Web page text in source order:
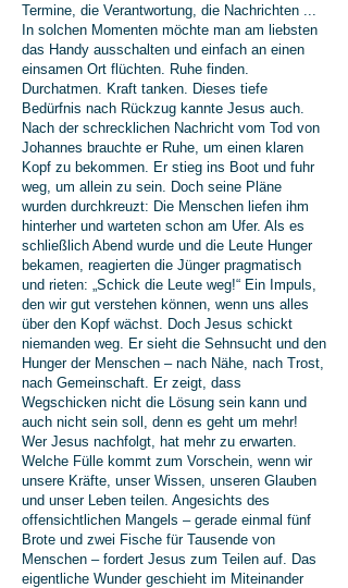
Termine, die Verantwortung, die Nachrichten ...
In solchen Momenten möchte man am liebsten
das Handy ausschalten und einfach an einen
einsamen Ort flüchten. Ruhe finden.
Durchatmen. Kraft tanken. Dieses tiefe
Bedürfnis nach Rückzug kannte Jesus auch.
Nach der schrecklichen Nachricht vom Tod von
Johannes brauchte er Ruhe, um einen klaren
Kopf zu bekommen. Er stieg ins Boot und fuhr
weg, um allein zu sein. Doch seine Pläne
wurden durchkreuzt: Die Menschen liefen ihm
hinterher und warteten schon am Ufer. Als es
schließlich Abend wurde und die Leute Hunger
bekamen, reagierten die Jünger pragmatisch
und rieten: „Schick die Leute weg!“ Ein Impuls,
den wir gut verstehen können, wenn uns alles
über den Kopf wächst. Doch Jesus schickt
niemanden weg. Er sieht die Sehnsucht und den
Hunger der Menschen – nach Nähe, nach Trost,
nach Gemeinschaft. Er zeigt, dass
Wegschicken nicht die Lösung sein kann und
auch nicht sein soll, denn es geht um mehr!
Wer Jesus nachfolgt, hat mehr zu erwarten.
Welche Fülle kommt zum Vorschein, wenn wir
unsere Kräfte, unser Wissen, unseren Glauben
und unser Leben teilen. Angesichts des
offensichtlichen Mangels – gerade einmal fünf
Brote und zwei Fische für Tausende von
Menschen – fordert Jesus zum Teilen auf. Das
eigentliche Wunder geschieht im Miteinander